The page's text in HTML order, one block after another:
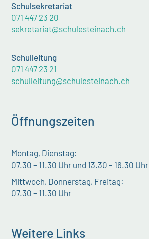
Schulsekretariat
071 447 23 20
sekretariat@schulesteinach.ch
Schulleitung
071 447 23 21
schulleitung@schulesteinach.ch
Öffnungszeiten
Montag, Dienstag:
07.30 – 11.30 Uhr und 13.30 – 16.30 Uhr
Mittwoch, Donnerstag, Freitag:
07.30 – 11.30 Uhr
Weitere Links